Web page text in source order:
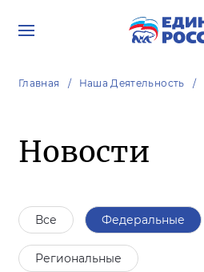
Главная Наша Деятельность
Новости
Все Федеральные
Региональные